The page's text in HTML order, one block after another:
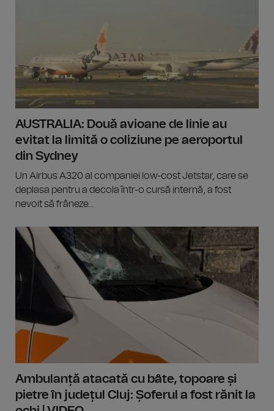
AUSTRALIA: Două avioane de linie au
evitat la limită o coliziune pe aeroportul
din Sydney
Un Airbus A320 al companiei low-cost Jetstar, care se
deplasa pentru a decola într-o cursă internă, a fost
nevoit să frâneze...
Ambulanță atacată cu bâte, topoare și
pietre în județul Cluj: Șoferul a fost rănit la